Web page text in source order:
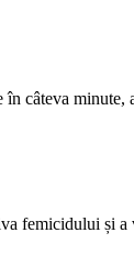
câteva
femicidului și